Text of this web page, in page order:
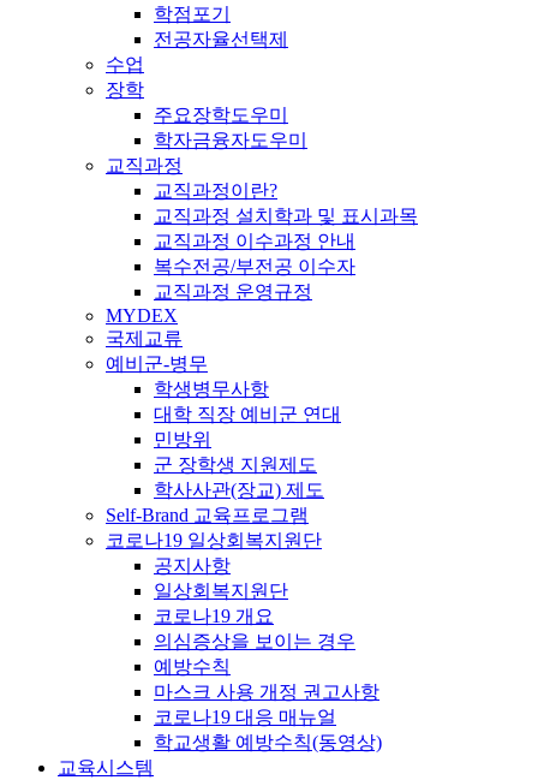
학점포기
전공자율선택제
수업
장학
주요장학도우미
학자금융자도우미
교직과정
교직과정이란?
교직과정 설치학과 및 표시과목
교직과정 이수과정 안내
복수전공/부전공 이수자
교직과정 운영규정
MYDEX
국제교류
예비군-병무
학생병무사항
대학 직장 예비군 연대
민방위
군 장학생 지원제도
학사사관(장교) 제도
Self-Brand 교육프로그램
코로나19 일상회복지원단
공지사항
일상회복지원단
코로나19 개요
의심증상을 보이는 경우
예방수칙
마스크 사용 개정 권고사항
코로나19 대응 매뉴얼
학교생활 예방수칙(동영상)
교육시스템